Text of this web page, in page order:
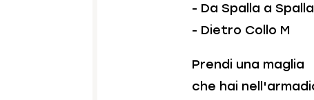
- Da Spalla a
- Dietro Collo M
Prendi una maglia
che hai